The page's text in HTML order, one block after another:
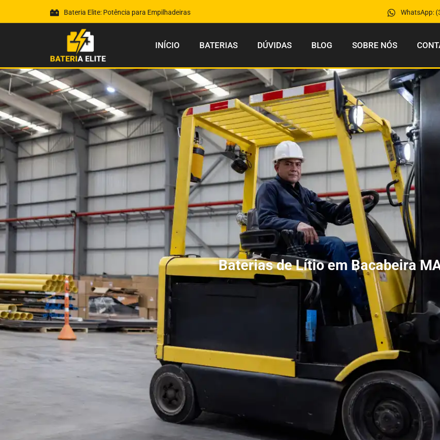
Bateria Elite: Potência para Empilhadeiras WhatsApp:
INÍCIO BATERIAS DÚVIDAS BLOG SOBRE NÓS
Baterias de Lítio em Bacabeira